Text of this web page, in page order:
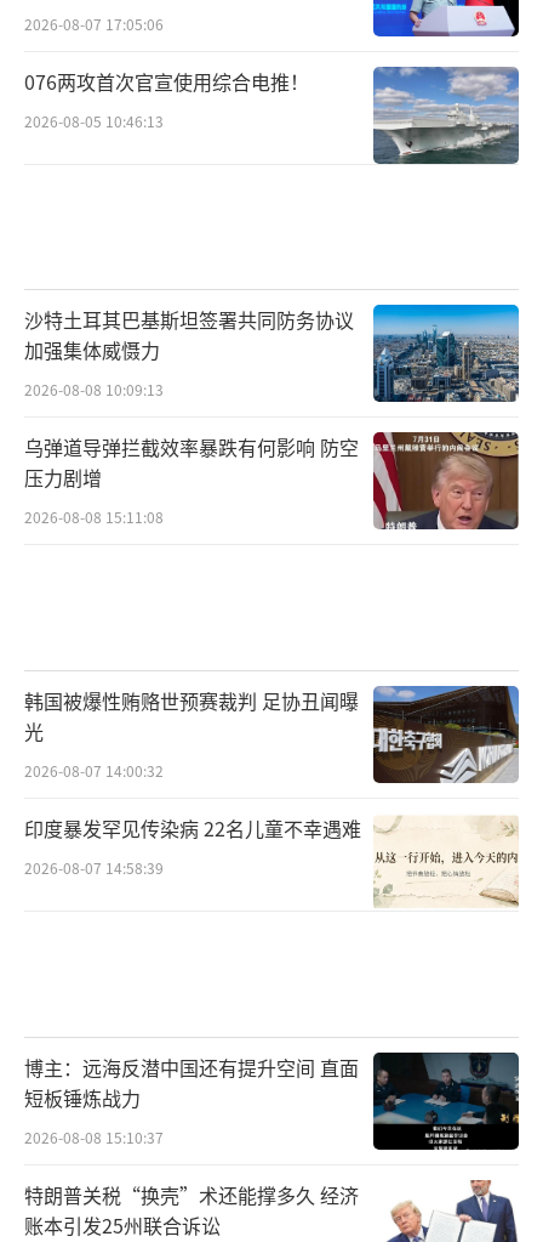
2026-08-07 17:05:06
076两攻首次官宣使用综合电推！
2026-08-05 10:46:13
沙特土耳其巴基斯坦签署共同防务协议
加强集体威慑力
2026-08-08 10:09:13
乌弹道导弹拦截效率暴跌有何影响 防空
压力剧增
2026-08-08 15:11:08
韩国被爆性贿赂世预赛裁判 足协丑闻曝
光
2026-08-07 14:00:32
印度暴发罕见传染病 22名儿童不幸遇难
2026-08-07 14:58:39
博主：远海反潜中国还有提升空间 直面
短板锤炼战力
2026-08-08 15:10:37
特朗普关税“换壳”术还能撑多久 经济
账本引发25州联合诉讼